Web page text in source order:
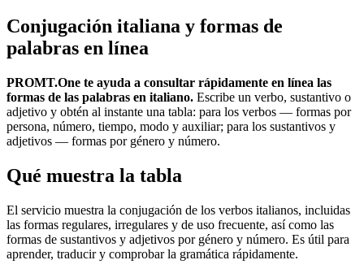
Conjugación italiana y formas de
palabras en línea
PROMT.One te ayuda a consultar rápidamente en línea las
formas de las palabras en italiano. Escribe un verbo, sustantivo o
adjetivo y obtén al instante una tabla: para los verbos — formas por
persona, número, tiempo, modo y auxiliar; para los sustantivos y
adjetivos — formas por género y número.
Qué muestra la tabla
El servicio muestra la conjugación de los verbos italianos, incluidas
las formas regulares, irregulares y de uso frecuente, así como las
formas de sustantivos y adjetivos por género y número. Es útil para
aprender, traducir y comprobar la gramática rápidamente.